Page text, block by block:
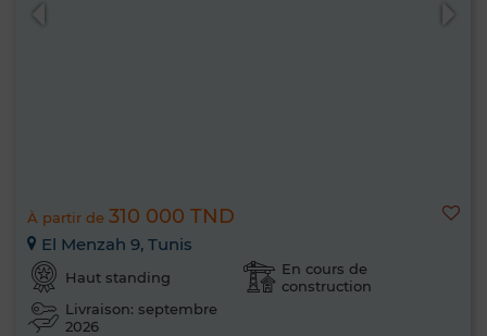
À partir de 310 000 TND
El Menzah 9, Tunis
Haut standing
En cours de
construction
Livraison: septembre
2026